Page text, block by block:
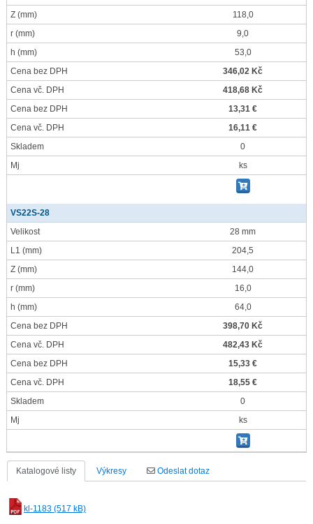
Z (mm)
118,0
r (mm)
9,0
h (mm)
53,0
Cena bez DPH
346,02 Kč
Cena vč. DPH
418,68 Kč
Cena bez DPH
13,31 €
Cena vč. DPH
16,11 €
Skladem
0
Mj
ks
VS22S-28
Velikost
28 mm
L1 (mm)
204,5
Z (mm)
144,0
r (mm)
16,0
h (mm)
64,0
Cena bez DPH
398,70 Kč
Cena vč. DPH
482,43 Kč
Cena bez DPH
15,33 €
Cena vč. DPH
18,55 €
Skladem
0
Mj
ks
Katalogové listy Výkresy Odeslat dotaz
kl-1183 (517 kB)